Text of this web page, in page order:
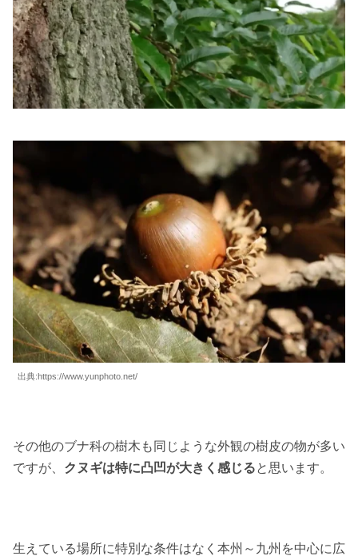
出典:https://www.yunphoto.net/
その他のブナ科の樹木も同じような外観の樹皮の物が多い
ですが、 クヌギは特に凸凹が大きく感じると思います。
生えている場所に特別な条件はなく本州～九州を中心に広